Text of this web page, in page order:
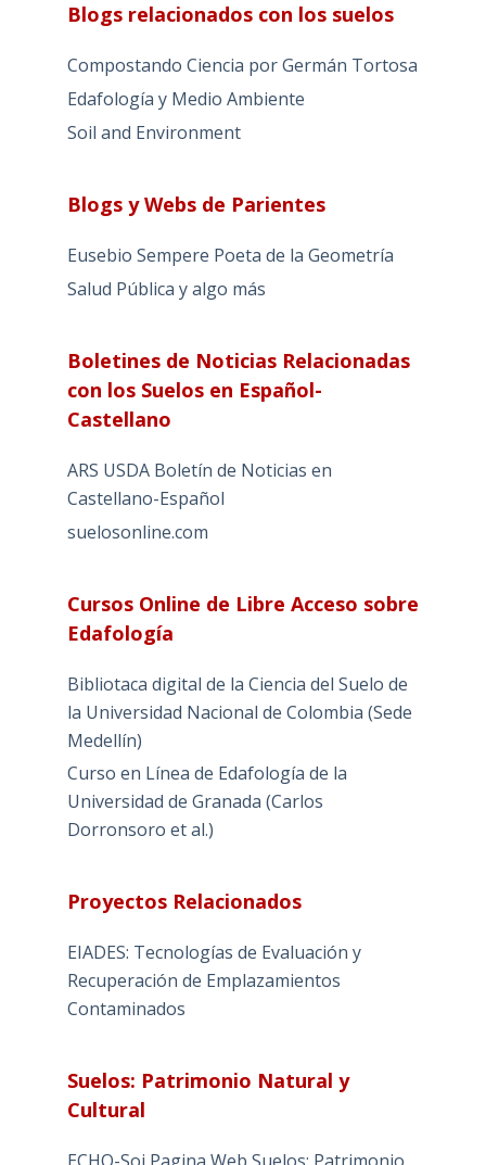
Blogs relacionados con los suelos
Compostando Ciencia por Germán Tortosa
Edafología y Medio Ambiente
Soil and Environment
Blogs y Webs de Parientes
Eusebio Sempere Poeta de la Geometría
Salud Pública y algo más
Boletines de Noticias Relacionadas
con los Suelos en Español-
Castellano
ARS USDA Boletín de Noticias en
Castellano-Español
suelosonline.com
Cursos Online de Libre Acceso sobre
Edafología
Bibliotaca digital de la Ciencia del Suelo de
la Universidad Nacional de Colombia (Sede
Medellín)
Curso en Línea de Edafología de la
Universidad de Granada (Carlos
Dorronsoro et al.)
Proyectos Relacionados
EIADES: Tecnologías de Evaluación y
Recuperación de Emplazamientos
Contaminados
Suelos: Patrimonio Natural y
Cultural